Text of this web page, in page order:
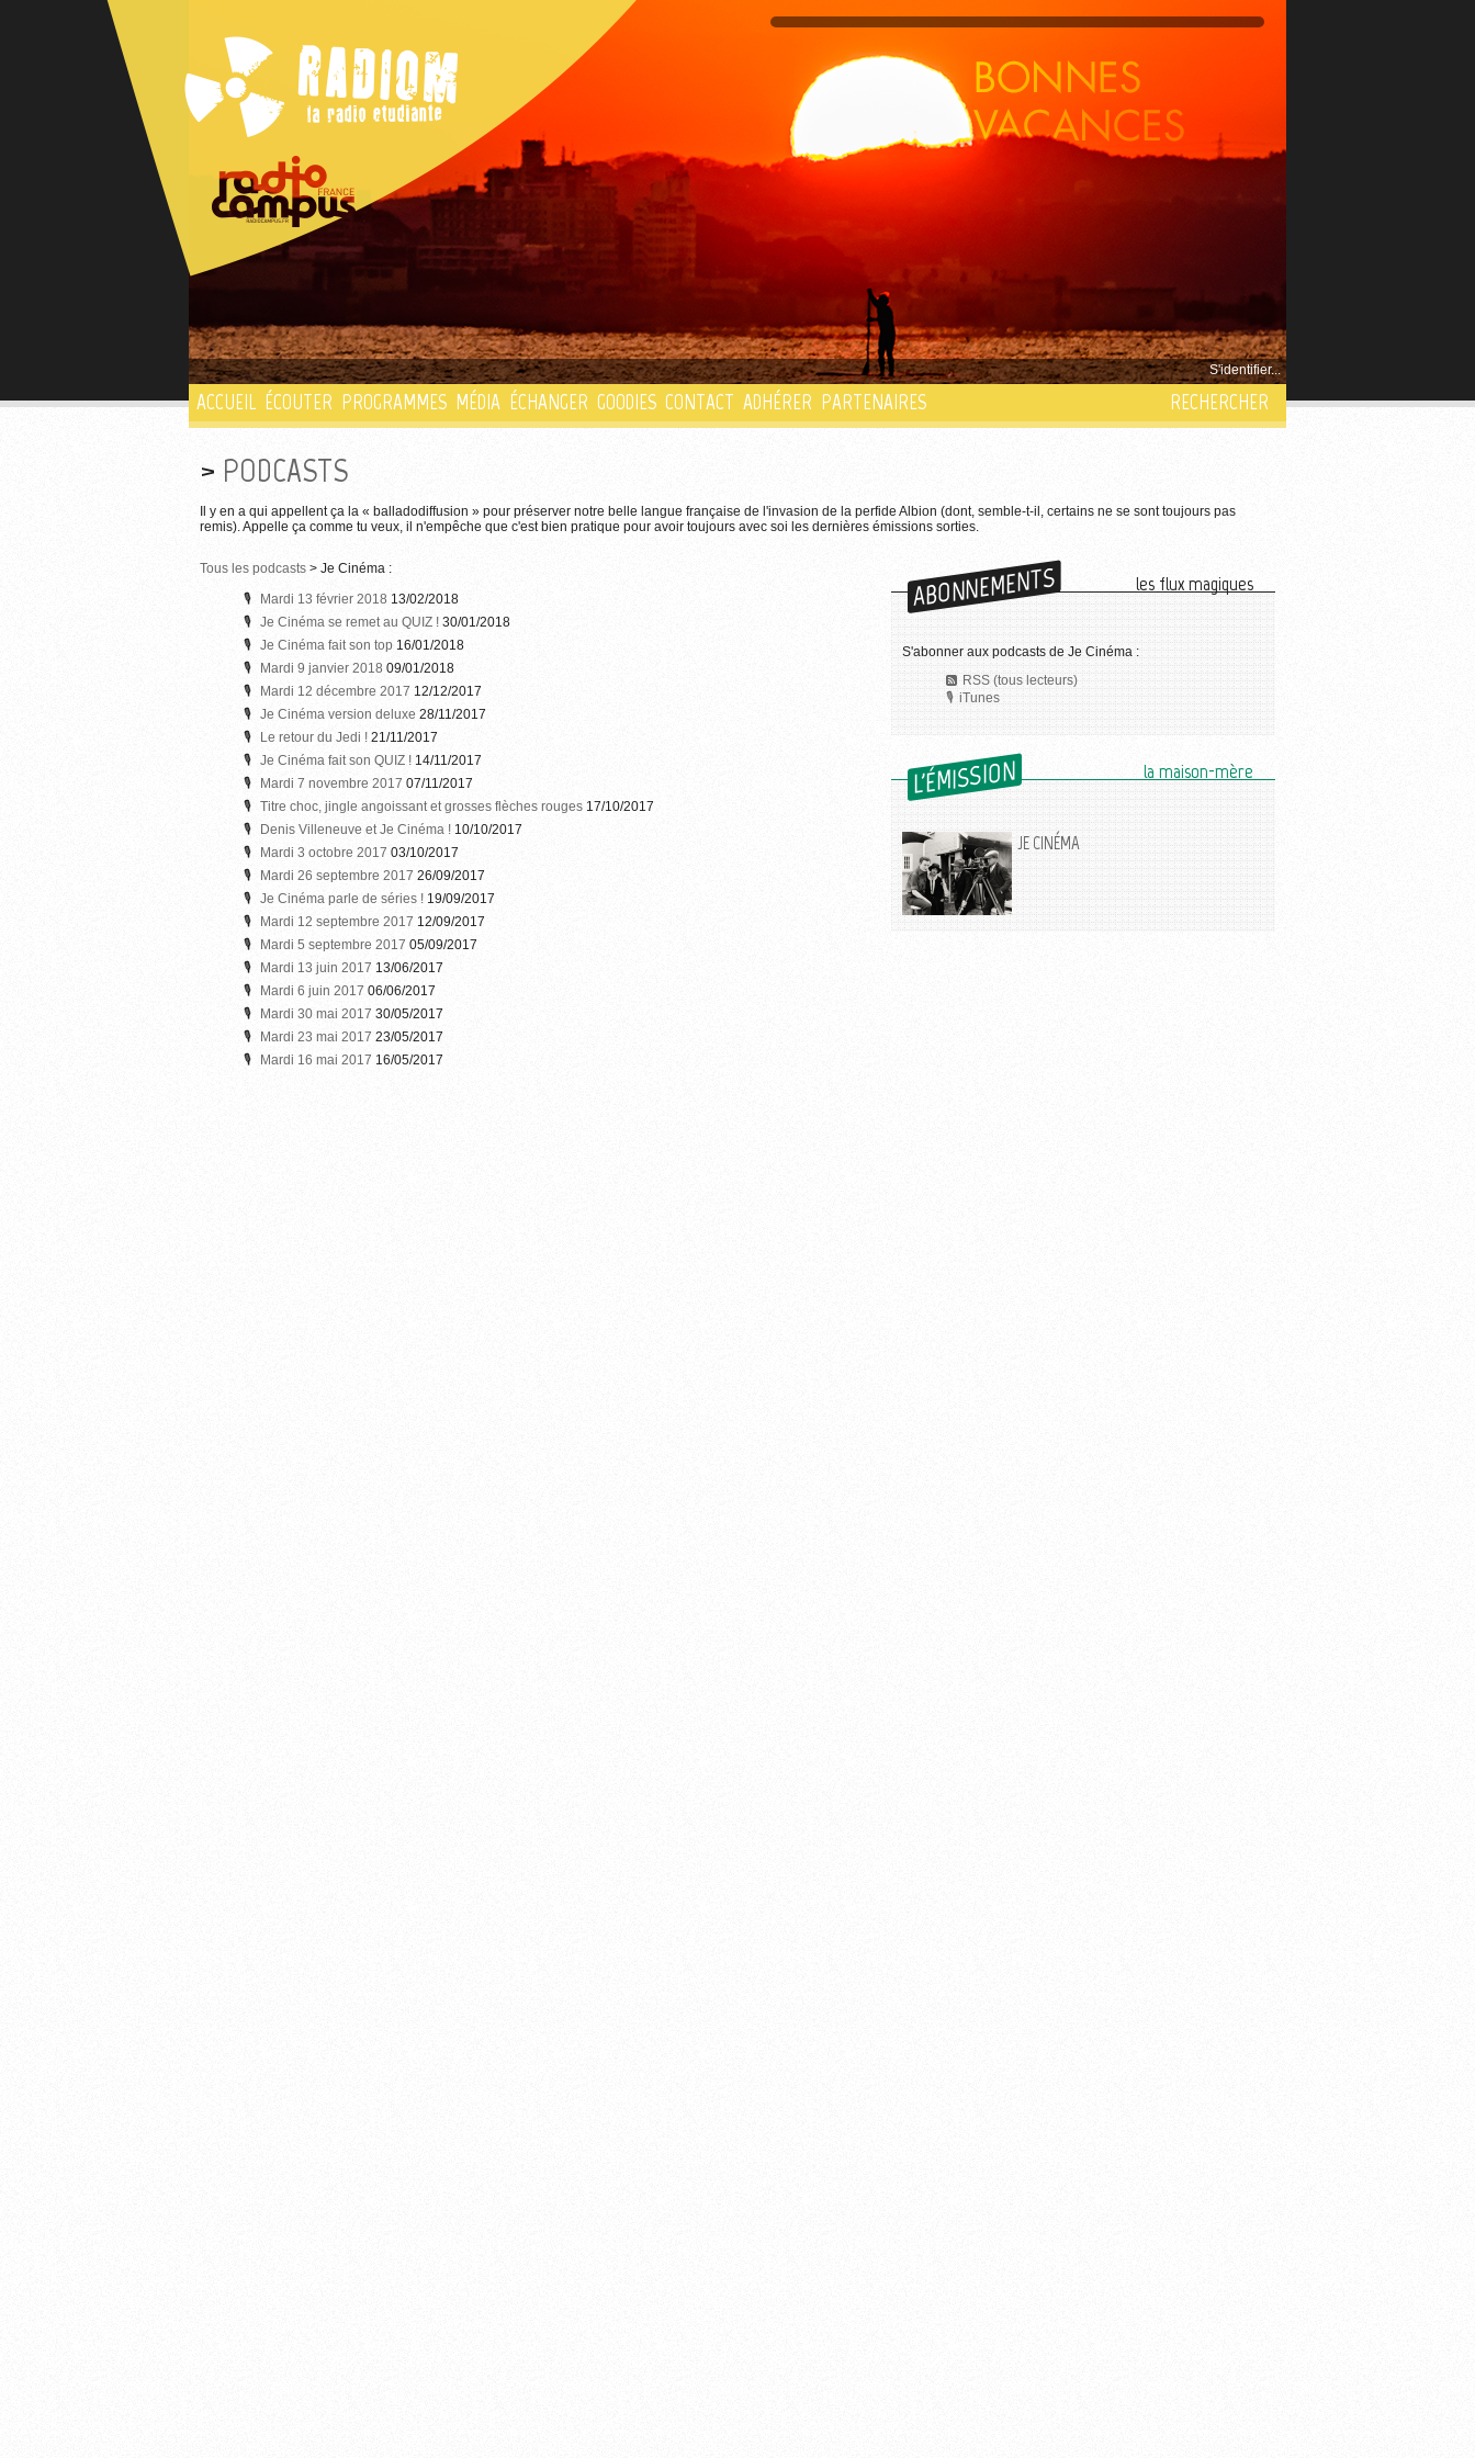
S'identifier...
ACCUEIL ÉCOUTER PROGRAMMES MÉDIA ÉCHANGER GOODIES CONTACT ADHÉRER PARTENAIRES RECHERCHER
PODCASTS
Il y en a qui appellent ça la « balladodiffusion » pour préserver notre belle langue française de l'invasion de la perfide Albion (dont, semble-t-il, certains ne se sont toujours pas
remis). Appelle ça comme tu veux, il n'empêche que c'est bien pratique pour avoir toujours avec soi les dernières émissions sorties.
Tous les podcasts > Je Cinéma :
Mardi 13 février 2018 13/02/2018
Je Cinéma se remet au QUIZ ! 30/01/2018
Je Cinéma fait son top 16/01/2018
Mardi 9 janvier 2018 09/01/2018
Mardi 12 décembre 2017 12/12/2017
Je Cinéma version deluxe 28/11/2017
Le retour du Jedi ! 21/11/2017
Je Cinéma fait son QUIZ ! 14/11/2017
Mardi 7 novembre 2017 07/11/2017
Titre choc, jingle angoissant et grosses flèches rouges 17/10/2017
Denis Villeneuve et Je Cinéma ! 10/10/2017
Mardi 3 octobre 2017 03/10/2017
Mardi 26 septembre 2017 26/09/2017
Je Cinéma parle de séries ! 19/09/2017
Mardi 12 septembre 2017 12/09/2017
Mardi 5 septembre 2017 05/09/2017
Mardi 13 juin 2017 13/06/2017
Mardi 6 juin 2017 06/06/2017
Mardi 30 mai 2017 30/05/2017
Mardi 23 mai 2017 23/05/2017
Mardi 16 mai 2017 16/05/2017
ABONNEMENTS les flux magiques
S'abonner aux podcasts de Je Cinéma :
RSS (tous lecteurs)
iTunes
L'ÉMISSION la maison-mère
JE CINÉMA